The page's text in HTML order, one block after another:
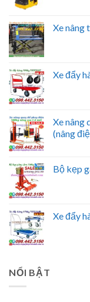
Xe nâng
Xe đẩy
Xe nâng
(nâng
Bộ kẹp
Xe đẩy
NỔI BẬT